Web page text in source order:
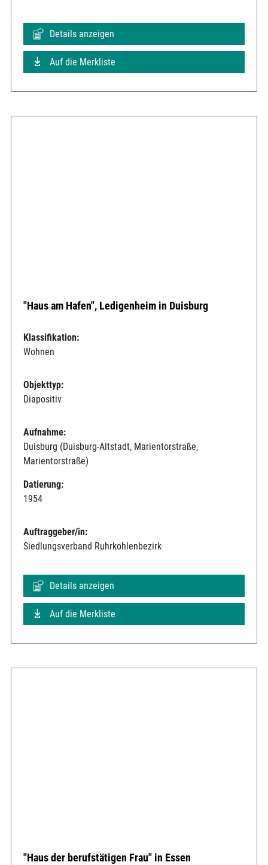
Details anzeigen
Auf die Merkliste
"Haus am Hafen", Ledigenheim in Duisburg
Klassifikation:
Wohnen
Objekttyp:
Diapositiv
Aufnahme:
Duisburg (Duisburg-Altstadt, Marientorstraße,
Marientorstraße)
Datierung:
1954
Auftraggeber/in:
Siedlungsverband Ruhrkohlenbezirk
Details anzeigen
Auf die Merkliste
"Haus der berufstätigen Frau" in Essen